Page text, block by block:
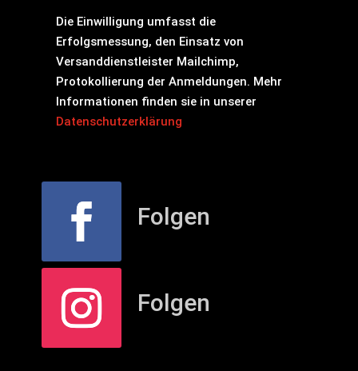
Die Einwilligung umfasst die
Erfolgsmessung, den Einsatz von
Versanddienstleister Mailchimp,
Protokollierung der Anmeldungen. Mehr
Informationen finden sie in unserer
Datenschutzerklärung
Folgen
Folgen